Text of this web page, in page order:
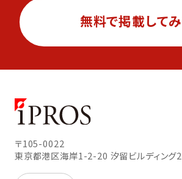
無料で掲載して
〒105-0022
東京都港区海岸1-2-20 汐留ビルディング